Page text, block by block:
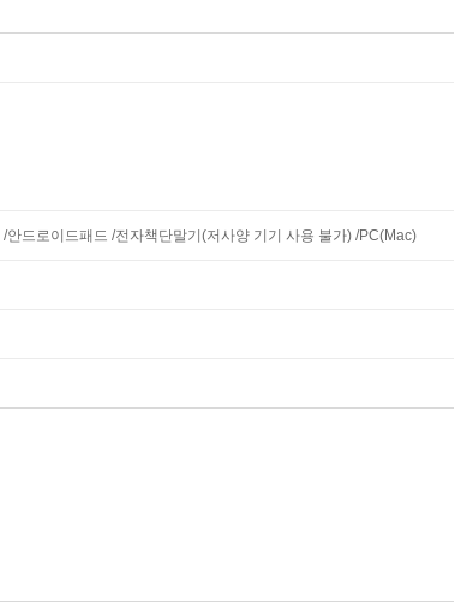
드로이드패드 /전자책단말기(저사양 기기 사용 불가) /PC(Mac)